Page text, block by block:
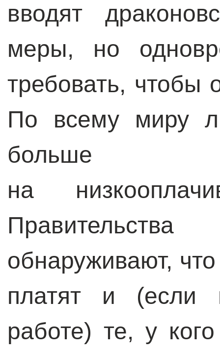
вводят
меры, но
требовать, чтобы
По всему миру
больше
на
обнаруживают,
платят и (если
работе) те, у